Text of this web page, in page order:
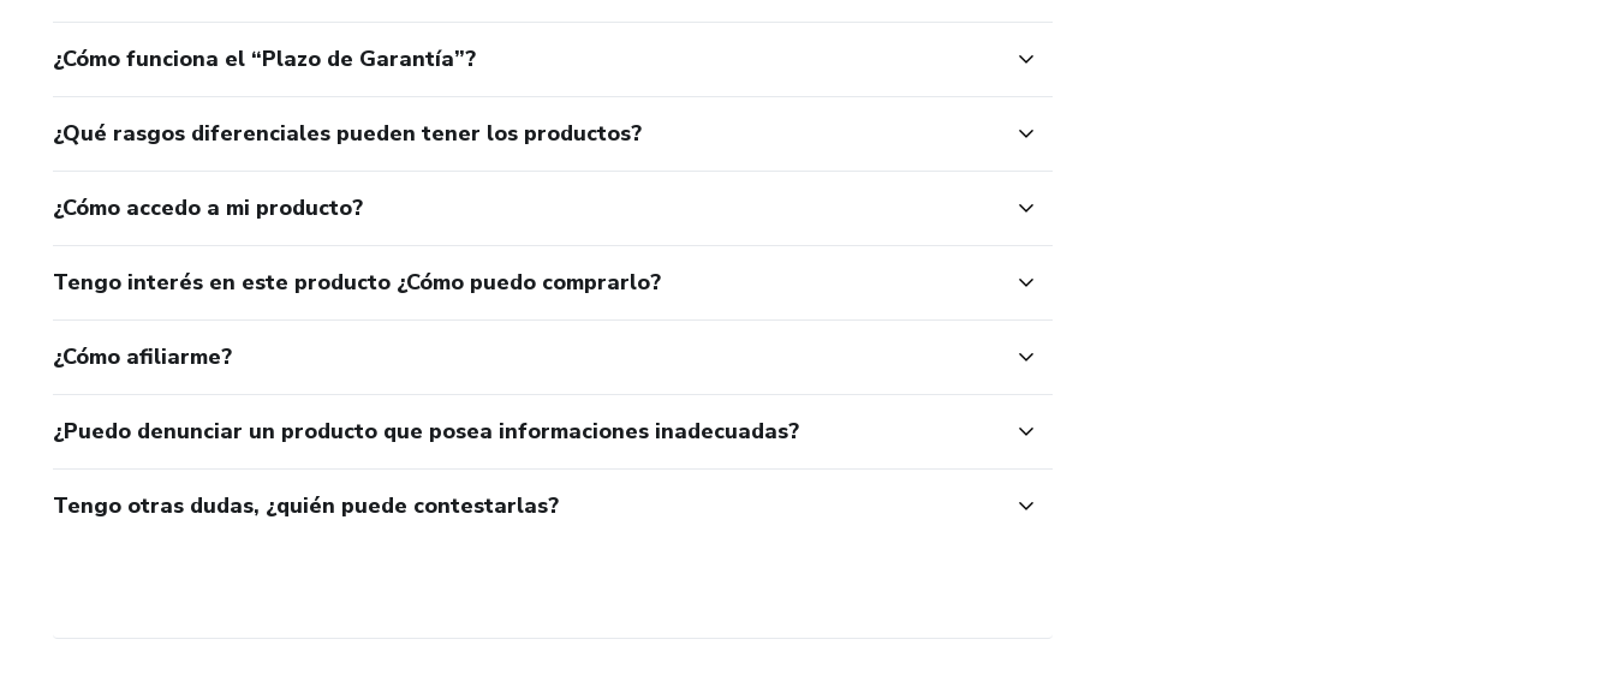
¿Cómo funciona el “Plazo de Garantía”?
¿Qué rasgos diferenciales pueden tener los productos?
¿Cómo accedo a mi producto?
Tengo interés en este producto ¿Cómo puedo comprarlo?
¿Cómo afiliarme?
¿Puedo denunciar un producto que posea informaciones inadecuadas?
Tengo otras dudas, ¿quién puede contestarlas?